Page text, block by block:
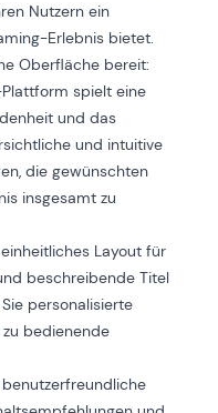
Nutzern ein
Erlebnis bietet.
Oberfläche bereit:
spielt eine
und das
und intuitive
die gewünschten
insgesamt zu
Layout für
beschreibende Titel
personalisierte
bedienende